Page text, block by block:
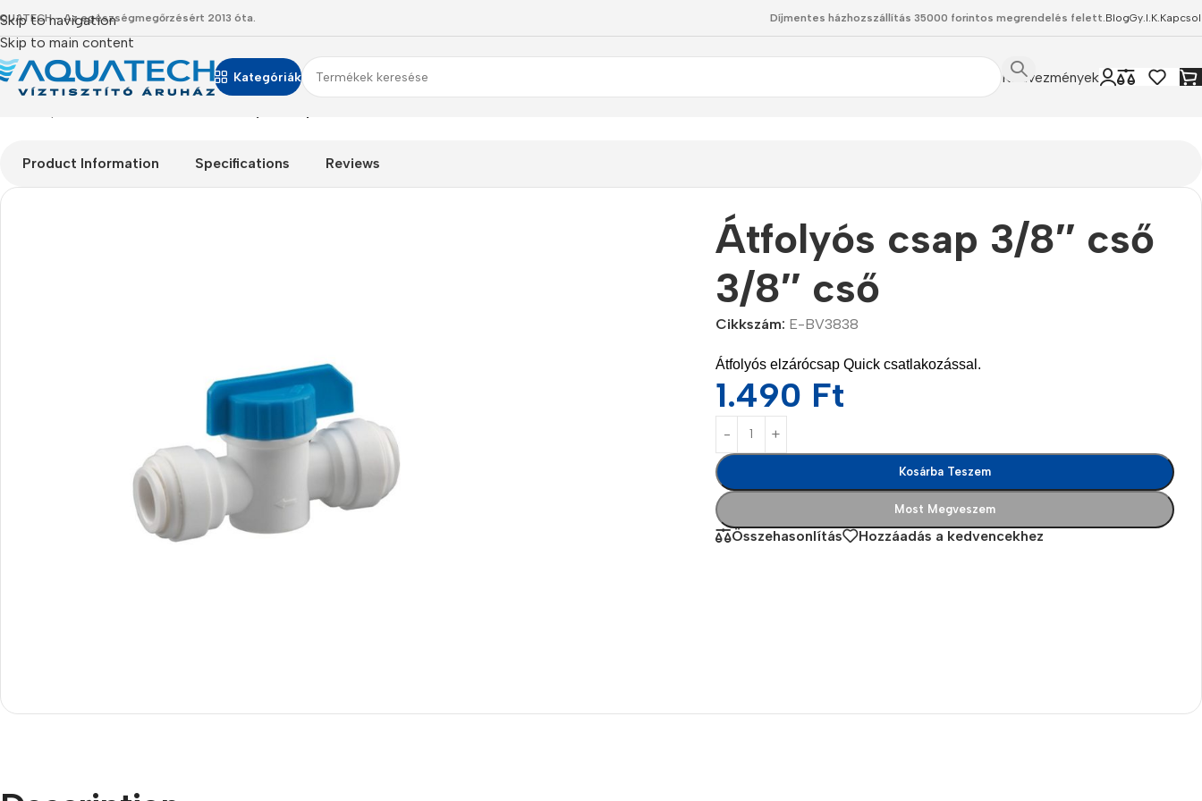
Skip to navigation
Skip to main content
- Az egészségmegőrzésért 2013 óta. Díjmentes házhozszállítás 35000 forintos megrendelés felett.BlogGy.I.K.
Kategóriák
Kedvezmények
Product Information Specifications Reviews
Átfolyós csap 3/8″ cső
3/8″ cső
Cikkszám: E-BV3838
Átfolyós elzárócsap Quick csatlakozással.
1.490 Ft
Kosárba Teszem
Most Megveszem
Összehasonlítás Hozzáadás a kedvencekhez